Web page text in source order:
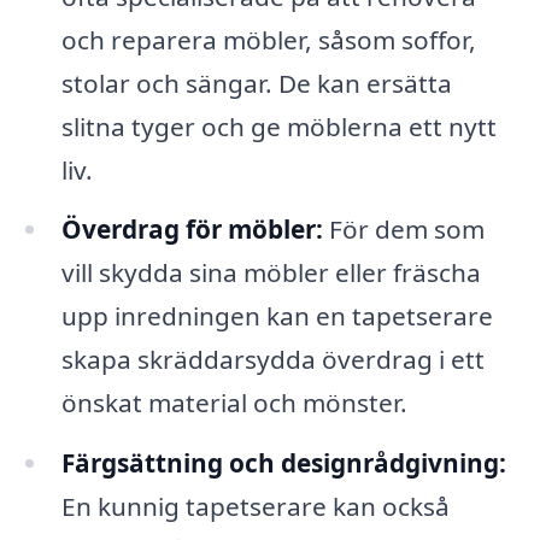
och reparera möbler, såsom soffor,
stolar och sängar. De kan ersätta
slitna tyger och ge möblerna ett nytt
liv.
Överdrag för möbler: För dem som
vill skydda sina möbler eller fräscha
upp inredningen kan en tapetserare
skapa skräddarsydda överdrag i ett
önskat material och mönster.
Färgsättning och designrådgivning:
En kunnig tapetserare kan också